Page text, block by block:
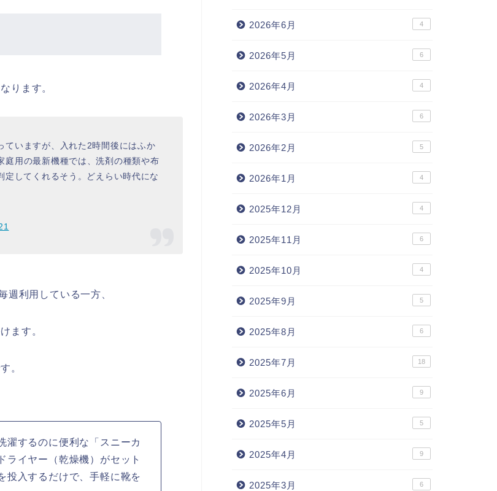
ります。
ていますが、入れた2時間後にはふか
庭用の最新機種では、洗剤の種類や布
してくれるそう。どえらい時代にな
週利用している一方、
ます。
。
濯するのに便利な「スニーカ
ライヤー（乾燥機）がセット
投入するだけで、手軽に靴を
2026年6月 4
2026年5月 6
2026年4月 4
2026年3月 6
2026年2月 5
2026年1月 4
2025年12月 4
2025年11月 6
2025年10月 4
2025年9月 5
2025年8月 6
2025年7月 18
2025年6月 9
2025年5月 5
2025年4月 9
2025年3月 6